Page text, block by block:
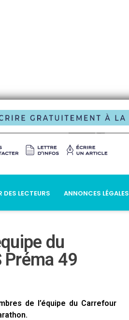
DES LECTEURS ANNONCES LÉGALES
du
Préma 49
de l’équipe du Carrefour